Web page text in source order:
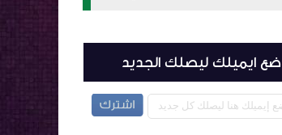
ضع ايميلك ليصلك الجديد